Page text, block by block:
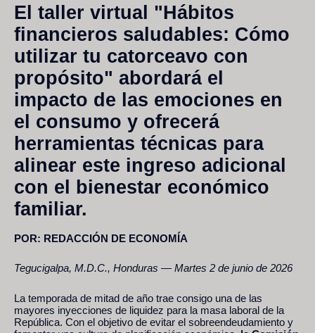
El taller virtual "Hábitos
financieros saludables: Cómo
utilizar tu catorceavo con
propósito" abordará el
impacto de las emociones en
el consumo y ofrecerá
herramientas técnicas para
alinear este ingreso adicional
con el bienestar económico
familiar.
POR: REDACCIÓN DE ECONOMÍA
Tegucigalpa, M.D.C., Honduras — Martes 2 de junio de 2026
La temporada de mitad de año trae consigo una de las
mayores inyecciones de liquidez para la masa laboral de la
República. Con el objetivo de evitar el sobreendeudamiento y